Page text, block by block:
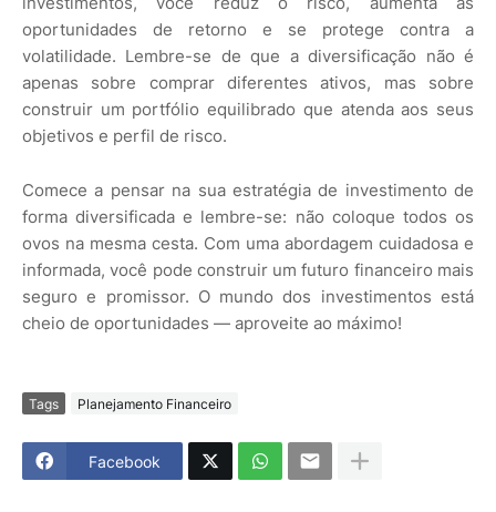
oportunidades de retorno e se protege contra a
volatilidade. Lembre-se de que a diversificação não é
apenas sobre comprar diferentes ativos, mas sobre
construir um portfólio equilibrado que atenda aos seus
objetivos e perfil de risco.
Comece a pensar na sua estratégia de investimento de
forma diversificada e lembre-se: não coloque todos os
ovos na mesma cesta. Com uma abordagem cuidadosa e
informada, você pode construir um futuro financeiro mais
seguro e promissor. O mundo dos investimentos está
cheio de oportunidades — aproveite ao máximo!
Tags Planejamento Financeiro
Facebook